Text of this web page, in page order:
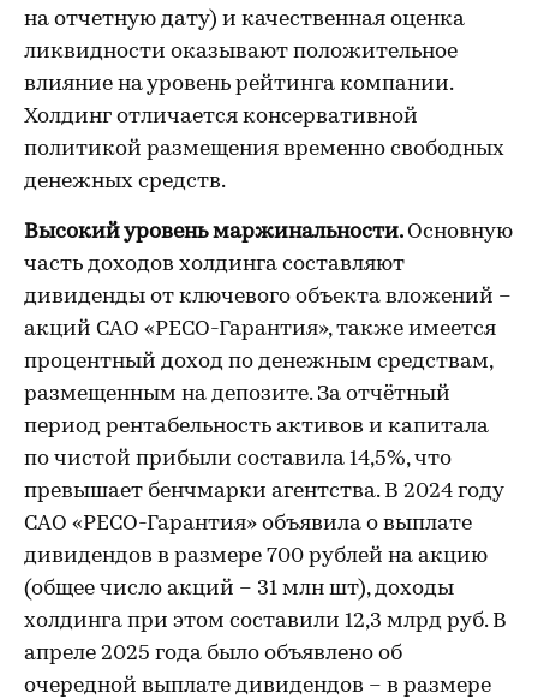
на отчетную дату) и качественная оценка
ликвидности оказывают положительное
влияние на уровень рейтинга компании.
Холдинг отличается консервативной
политикой размещения временно свободных
денежных средств.
Высокий уровень маржинальности. Основную
часть доходов холдинга составляют
дивиденды от ключевого объекта вложений –
акций САО «РЕСО-Гарантия», также имеется
процентный доход по денежным средствам,
размещенным на депозите. За отчётный
период рентабельность активов и капитала
по чистой прибыли составила 14,5%, что
превышает бенчмарки агентства. В 2024 году
САО «РЕСО-Гарантия» объявила о выплате
дивидендов в размере 700 рублей на акцию
(общее число акций – 31 млн шт), доходы
холдинга при этом составили 12,3 млрд руб. В
апреле 2025 года было объявлено об
очередной выплате дивидендов – в размере